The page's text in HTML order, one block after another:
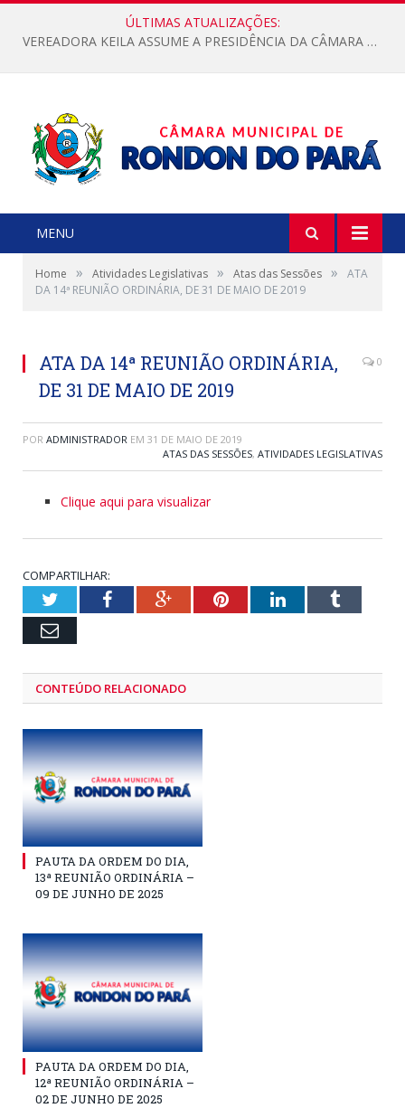
ÚLTIMAS ATUALIZAÇÕES:
VEREADORA KEILA ASSUME A PRESIDÊNCIA DA CÂMARA MUNICIPAL.
MENU
Home » Atividades Legislativas » Atas das Sessões »
ATA
DA 14ª REUNIÃO ORDINÁRIA, DE 31 DE MAIO DE 2019
ATA DA 14ª REUNIÃO ORDINÁRIA,
DE 31 DE MAIO DE 2019
0
POR ADMINISTRADOR EM 31 DE MAIO DE 2019
ATAS DAS SESSÕES, ATIVIDADES LEGISLATIVAS
Clique aqui para visualizar
COMPARTILHAR:
TwitterFacebookGoogle+PinterestLinkedInTumblr
Email
CONTEÚDO RELACIONADO
PAUTA DA ORDEM DO DIA,
13ª REUNIÃO ORDINÁRIA –
09 DE JUNHO DE 2025
PAUTA DA ORDEM DO DIA,
12ª REUNIÃO ORDINÁRIA –
02 DE JUNHO DE 2025